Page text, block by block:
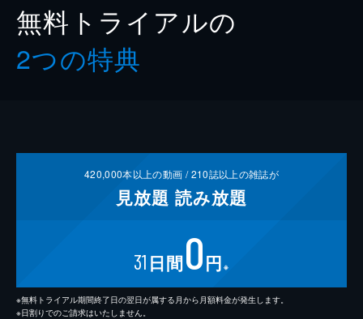
無料トライアルの
2つの特典
420,000本以上の動画 /210誌以上の雑誌が
見放題 読み放題
31 日間0円 ※
※無料トライアル期間終了日の翌日が属する月から月額料金が発生します。
※日割りでのご請求はいたしません。